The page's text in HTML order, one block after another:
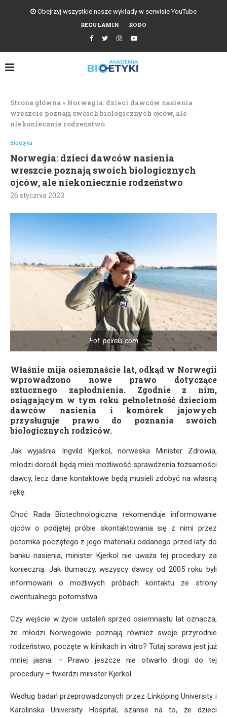
Obejrzyj wszystkie nasze wykłady w serwisie YouTube
REGULAMIN
RODO
Strona główna » Norwegia: dzieci dawców nasienia
wreszcie poznają swoich biologicznych ojców, ale
niekoniecznie rodzeństwo
Bioetyka
Norwegia: dzieci dawców nasienia
wreszcie poznają swoich biologicznych
ojców, ale niekoniecznie rodzeństwo
26 stycznia 2023
Fot. pexels.com
Właśnie mija osiemnaście lat, odkąd w Norwegii
wprowadzono nowe prawo dotyczące
sztucznego zapłodnienia. Zgodnie z nim,
osiągającym w tym roku pełnoletność dzieciom
dawców nasienia i komórek jajowych
przysługuje prawo do poznania swoich
biologicznych rodziców.
Jak wyjaśnia Ingvild Kjerkol, norweska Minister Zdrowia,
młodzi dorośli będą mieli możliwość sprawdzenia tożsamości
dawcy, lecz dane kontaktowe będą musieli zdobyć na własną
rękę.
Choć Rada Biotechnologiczna rekomenduje informowanie
ojców o podjętej próbie skontaktowania się z nimi przez
potomka poczętego z jego materiału oddanego przed laty do
banku nasienia, minister Kjerkol nie uważa tej procedury za
konieczną. Jak tłumaczy, wszyscy dawcy od 2005 roku byli
informowani o możliwych próbach kontaktu ze strony
ewentualnego potomstwa.
Czy wejście w życie ustaleń sprzed osiemnastu lat oznacza,
że młodzi Norwegowie poznają również swoje przyrodnie
rodzeństwo, poczęte w klinikach in vitro? Tutaj sprawa jest już
mniej jasna. – Prawo jeszcze nie otwarło drogi do tej
procedury – twierdzi minister Kjerkol.
Według badań przeprowadzonych przez Linköping University i
Karolinska University Hospital, szanse na to, że dzieci